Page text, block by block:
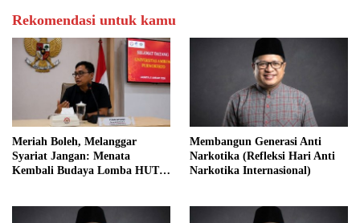
Rekomendasi untuk kamu
Meriah Boleh, Melanggar
Syariat Jangan: Menata
Kembali Budaya Lomba HUT
Membangun Generasi Anti
Narkotika (Refleksi Hari Anti
Narkotika Internasional)